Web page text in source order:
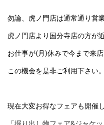
勿論、虎ノ門店は通常通り営
虎ノ門店より国分寺店の方が
お仕事が(月)休みで今まで来
この機会を是非ご利用下さい。
現在大変お得なフェアも開催
「掘り出し物フェア&ジャケ